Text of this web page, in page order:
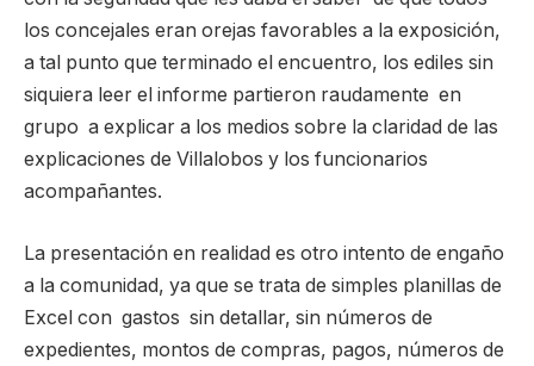
los concejales eran orejas favorables a la exposición,
a tal punto que terminado el encuentro, los ediles sin
siquiera leer el informe partieron raudamente en
grupo a explicar a los medios sobre la claridad de las
explicaciones de Villalobos y los funcionarios
acompañantes.
La presentación en realidad es otro intento de engaño
a la comunidad, ya que se trata de simples planillas de
Excel con gastos sin detallar, sin números de
expedientes, montos de compras, pagos, números de